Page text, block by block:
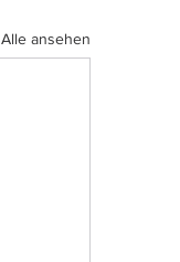
Alle ansehen